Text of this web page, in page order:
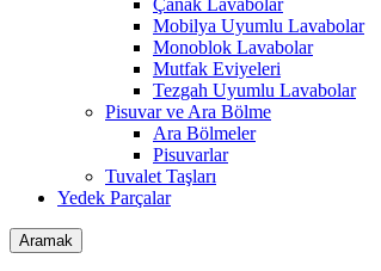
Çanak Lavabolar
Mobilya Uyumlu Lavabolar
Monoblok Lavabolar
Mutfak Eviyeleri
Tezgah Uyumlu Lavabolar
Pisuvar ve Ara Bölme
Ara Bölmeler
Pisuvarlar
Tuvalet Taşları
Yedek Parçalar
Aramak